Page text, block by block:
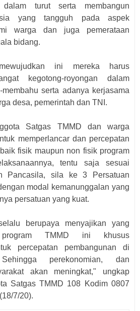
dalam turut serta membangun
yang tangguh pada aspek
warga dan juga pemerataan
bidang.
ini mereka harus
kegotong-royongan dalam
serta adanya kerjasama
desa, pemerintah dan TNI.
Satgas TMMD dan warga
memperlancar dan percepatan
fisik maupun non fisik program
tentu saja sesuai
Pancasila, sila ke 3 Persatuan
modal kemanunggalan yang
persatuan yang kuat.
berupaya menyajikan yang
TMMD ini khusus
percepatan pembangunan di
perekonomian, dan
akan meningkat," ungkap
Satgas TMMD 108 Kodim 0807
7/20).